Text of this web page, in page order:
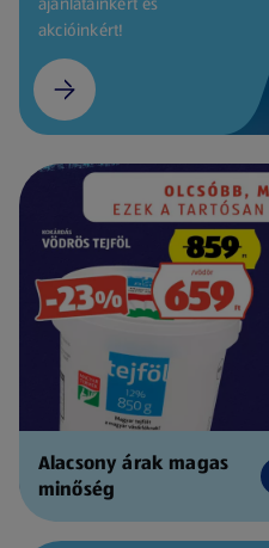
akcióinkért!
Alacsony árak magas
minőség